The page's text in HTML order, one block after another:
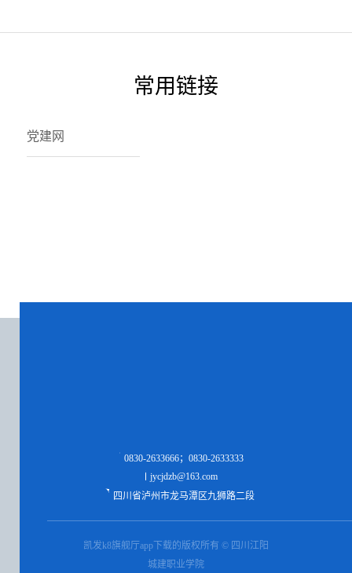
再次明确分工、细化服务流程…常用链接
党建网
0830-2633666；0830-2633333
jycjdzb@163.com
四川省泸州市龙马潭区九狮路二段
凯发k8旗舰厅app下载的版权所有 © 四川江阳
城建职业学院